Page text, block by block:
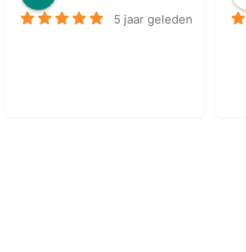
5 jaar geleden